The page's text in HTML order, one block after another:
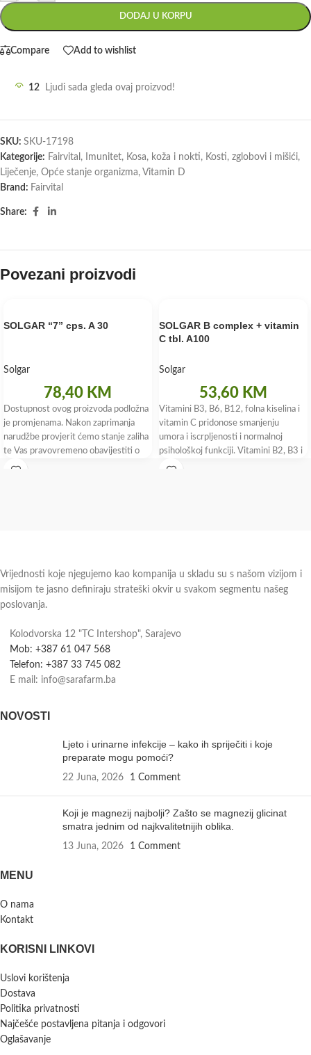
DODAJ U KORPU
Compare Add to wishlist
12 Ljudi sada gleda ovaj proizvod!
SKU: SKU-17198
Kategorije: Fairvital , Imunitet, Kosa, koža i nokti, Kosti, zglobovi i mišići,
Liječenje, Opće stanje organizma, Vitamin D
Brand: Fairvital
Share:
Povezani proizvodi
SOLGAR “7” cps. A 30
Solgar
78,40 KM
Dostupnost ovog proizvoda podložna
je promjenama. Nakon zaprimanja
narudžbe provjerit ćemo stanje zaliha
te Vas pravovremeno obavijestiti o
dostupnosti i roku isporuke.
SOLGAR B complex + vitamin
C tbl. A100
Solgar
53,60 KM
Vitamini B3, B6, B12, folna kiselina i
vitamin C pridonose smanjenju
umora i iscrpljenosti i normalnoj
psihološkoj funkciji. Vitamini B2, B3 i
biotin pridonose
Vrijednosti koje njegujemo kao kompanija u skladu su s našom vizijom i
misijom te jasno definiraju strateški okvir u svakom segmentu našeg
poslovanja.
Kolodvorska 12 "TC Intershop", Sarajevo
Mob: +387 61 047 568
Telefon: +387 33 745 082
E mail: info@sarafarm.ba
NOVOSTI
Ljeto i urinarne infekcije – kako ih spriječiti i koje
preparate mogu pomoći?
22 Juna, 2026 1 Comment
Koji je magnezij najbolji? Zašto se magnezij glicinat
smatra jednim od najkvalitetnijih oblika.
13 Juna, 2026 1 Comment
MENU
O nama
Kontakt
KORISNI LINKOVI
Uslovi korištenja
Dostava
Politika privatnosti
Najčešće postavljena pitanja i odgovori
Oglašavanje